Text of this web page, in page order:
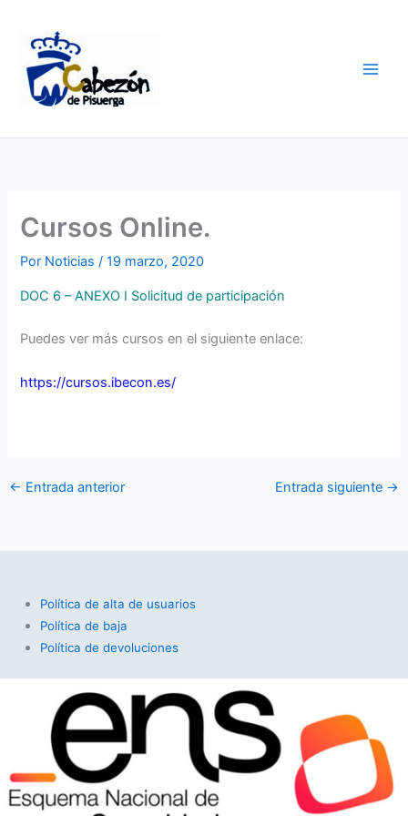
contenido
Cursos Online.
Por Noticias/19 marzo, 2020
DOC 6 – ANEXO I Solicitud de participación
Puedes ver más cursos en el siguiente enlace:
https://cursos.ibecon.es/
← Entrada anterior Entrada siguiente →
Política de alta de usuarios
Política de baja
Política de devoluciones